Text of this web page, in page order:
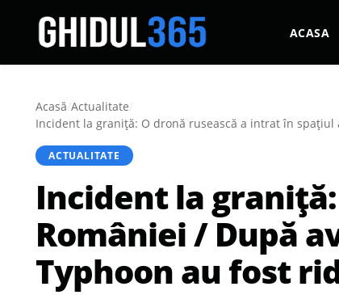
ACASA
Acasă/Actualitate/
Incident la graniță: O dronă rusească a intrat în
ACTUALITATE
Incident la
României / După
Typhoon au fost